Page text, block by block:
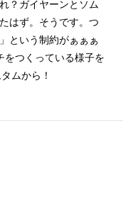
？ガイヤーンとソム
はず。そうです。つ
という制約がぁぁぁ
をつくっている様子を
ムから！